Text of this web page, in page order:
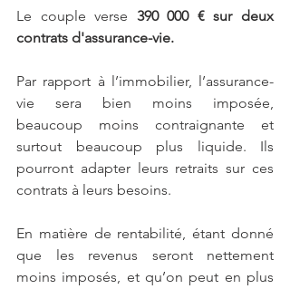
Le couple verse 390 000 € sur deux
contrats d'assurance-vie.
Par rapport à l’immobilier, l’assurance-
vie sera bien moins imposée,
beaucoup moins contraignante et
surtout beaucoup plus liquide. Ils
pourront adapter leurs retraits sur ces
contrats à leurs besoins.
En matière de rentabilité, étant donné
que les revenus seront nettement
moins imposés, et qu’on peut en plus